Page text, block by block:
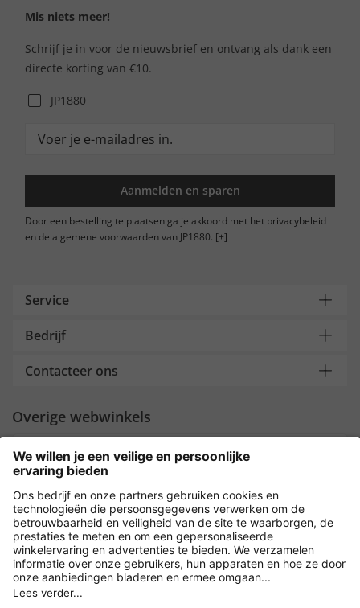
Mis niets meer!
Schrijf je in voor de nieuwsbrief en ontvang als dank een
directe korting van €10.
JP1880
Aanmelden en sparen
Door een bestelling te plaatsen ga je akkoord met het privacybeleid
en de algemene voorwaarden van JP1880. [+]
Service
Bedrijf
Contacteer ons
Overige webwinkels
Nederland
Payment and Delivery
Versleuteling met